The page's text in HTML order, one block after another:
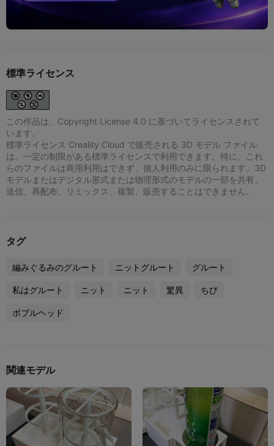
標準ライセンス
この作品は、Copyright License 4.0 に基づいてライセンスされて
います。
標準ライセンス Creality Cloud で販売される 3D モデル ファイル
は、一定の制限がある標準ライセンスで利用できます。特に、これ
らのファイルは商用利用はできず、個人利用のみに限られます。3D
モデルまたはデジタル形式または物理形式のモデルの一部を共有、
送信、再配布、リミックス、複製、販売することはできません。
タグ
編みぐるみのグルート ニットグルート グルート
私はグルート ニット ニット 驚異 ちび
ボブルヘッド
関連モデル